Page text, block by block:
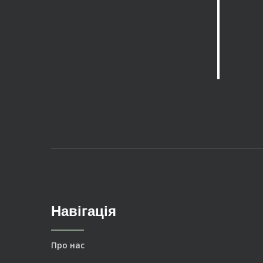
Навігація
Про нас